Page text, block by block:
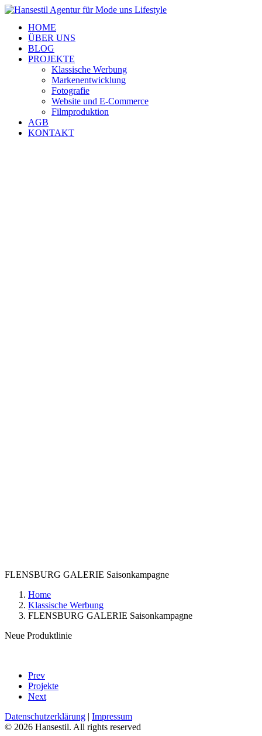
HOME
ÜBER UNS
BLOG
PROJEKTE
Klassische Werbung
Markenentwicklung
Fotografie
Website und E-Commerce
Filmproduktion
AGB
KONTAKT
FLENSBURG GALERIE Saisonkampagne
Home
Klassische Werbung
FLENSBURG GALERIE Saisonkampagne
Neue Produktlinie
Prev
Projekte
Next
Datenschutzerklärung | Impressum
© 2026 Hansestil. All rights reserved